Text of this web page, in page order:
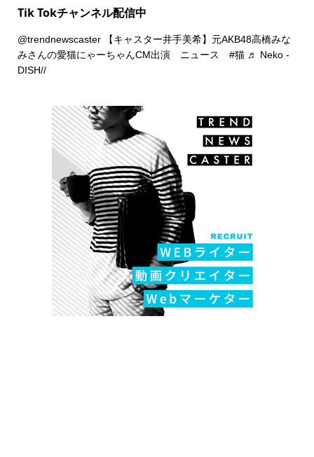
Tik Tokチャンネル配信中
@trendnewscaster【キャスター井手美希】元AKB48高橋みな
みさんの愛猫にゃーちゃんCM出演 ニュース #猫 ♬ Neko -
DISH//